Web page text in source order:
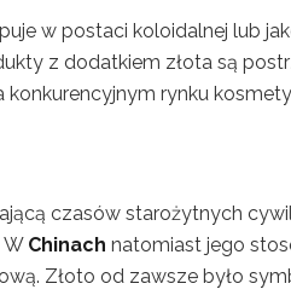
w postaci koloidalnej lub
z dodatkiem złota są
rynku
czasów starożytnych
W Chinach natomiast jego
Złoto od zawsze było